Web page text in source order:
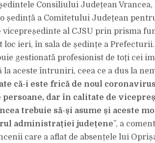
Consiliului Județean
ședință a Comitetului Județean
vicepreședinte al CJSU prin prisma
loc ieri, în sala de ședințe a
gestionată profesionist de toți cei
la aceste întruniri, ceea ce a dus la
că-i este frică de noul
persoane, dar în calitate de
trebuie să-și asume și aceste
administrației județene”, a
care a aflat de absențele lui